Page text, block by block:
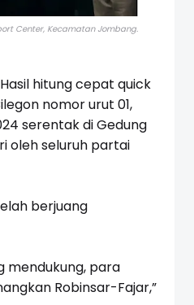
Center, Kecamatan Jombang.
hitung cepat quick
nomor urut 01,
serentakdi Gedung
oleh seluruh partai
berjuang
mendukung, para
Robinsar-Fajar,”